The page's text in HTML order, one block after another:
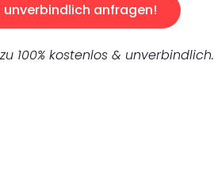
unverbindlich anfragen!
100% kostenlos & unverbindlich.